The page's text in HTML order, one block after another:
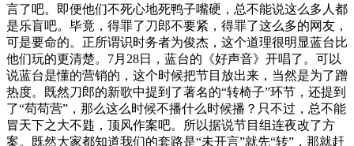
言了吧。即便他们不死心地死鸭子嘴硬，总不能说这么多人都
是乐盲吧。毕竟，得罪了刀郎不要紧，得罪了这么多的网友，
可是要命的。正所谓识时务者为俊杰，这个道理很明显蓝台比
他们玩的更清楚。7月28日，蓝台的《好声音》开唱了。可以
说蓝台是懂的营销的，这个时候把节目放出来，当然是为了蹭
热度。既然刀郎的新歌中提到了著名的“转椅子”环节，还提到
了“苟苟营”，那么这么时候不播什么时候播？只不过，总不能
冒天下之大不韪，顶风作案吧。所以据说节目组连夜改了方
案。既然大家都知道我们的套路是“未开言”就先“转”，那就赶